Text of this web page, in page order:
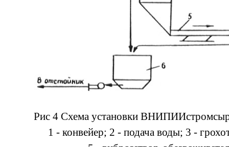
Рис 4 Схема установки
1 - конвейер; 2 - подача воды; 3 -